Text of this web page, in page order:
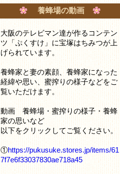
養蜂場の動画
大阪のテレビマン達が作るコンテン
ツ「ぷくすけ」に宝塚はちみつが上
げられています。
養蜂家と妻の素顔、養蜂家になった
経緯や思い、蜜搾りの様子などをご
覧いただけます。
動画 養蜂場・蜜搾りの様子・養蜂
家の思いなど
以下をクリックしてご覧ください。
①https://pukusuke.stores.jp/items/61
7f7e6f33037830ae718a45